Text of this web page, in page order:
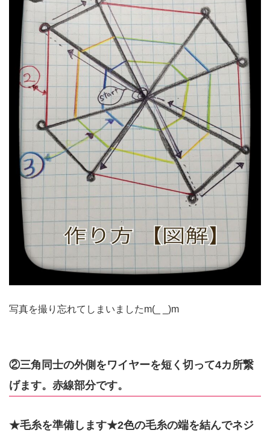
写真を撮り忘れてしまいましたm(_ _)m
②三角同士の外側をワイヤーを短く切って4カ所繋
げます。赤線部分です。
★毛糸を準備します★2色の毛糸の端を結んでネジ